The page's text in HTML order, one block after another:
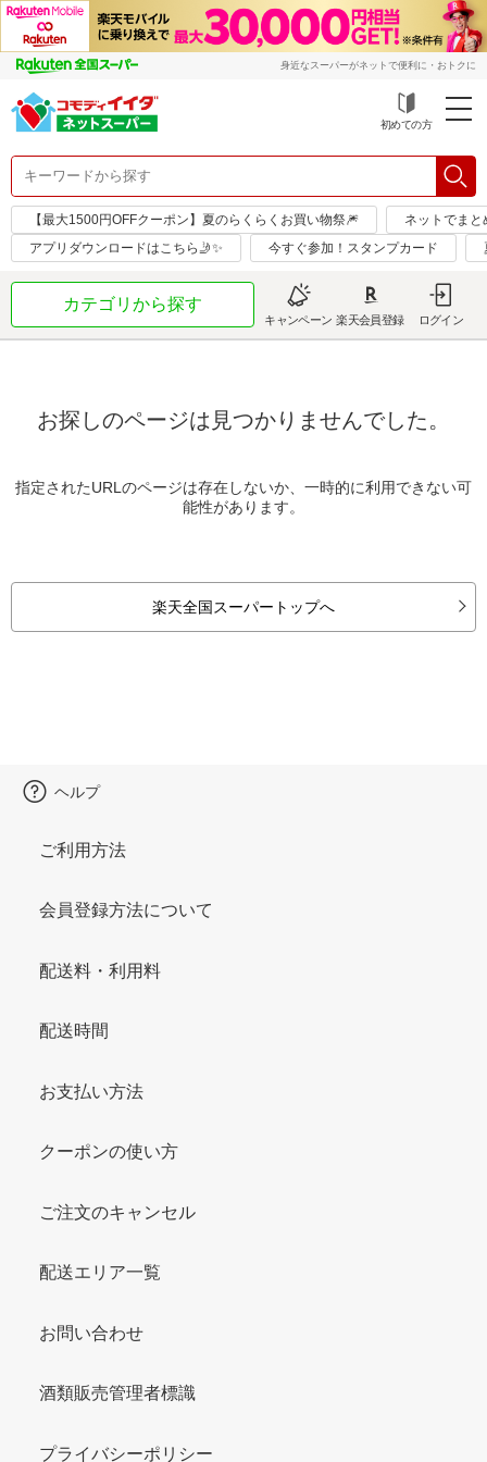
身近なスーパーがネットで便利に・おトクに
初めての方
【最大1500円OFFクーポン】夏のらくらくお買い物祭🎆
ネットでまと
アプリダウンロードはこちら🤳✨
今すぐ参加！スタンプカード
カテゴリから探す
キャンペーン 楽天会員登録 ログイン
お探しのページは見つかりませんでした。
指定されたURLのページは存在しないか、一時的に利用できない可
能性があります。
楽天全国スーパートップへ
ヘルプ
ご利用方法
会員登録方法について
配送料・利用料
配送時間
お支払い方法
クーポンの使い方
ご注文のキャンセル
配送エリア一覧
お問い合わせ
酒類販売管理者標識
プライバシーポリシー